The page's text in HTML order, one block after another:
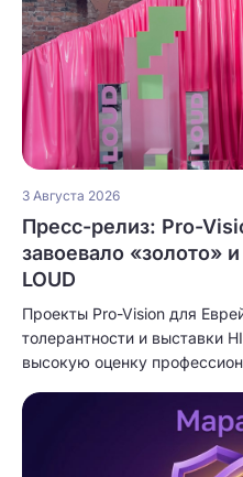
3 Августа 2026
Пресс-релиз: Pro-
завоевало «золото»
LOUD
Проекты Pro-Vision для
толерантности и выставки
высокую оценку